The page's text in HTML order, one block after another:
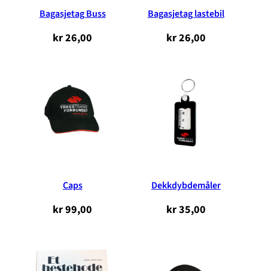
Bagasjetag Buss
kr26,00
Bagasjetag lastebil
kr26,00
Caps
kr99,00
Dekkdybdemåler
kr35,00